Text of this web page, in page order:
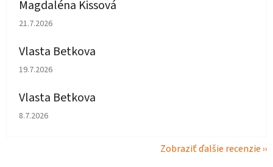
Magdaléna Kissová
Hodnotenie obchodu je 5 z 5 hviezdičiek.
21.7.2026
Vlasta Betkova
Hodnotenie obchodu je 5 z 5 hviezdičiek.
19.7.2026
Vlasta Betkova
Hodnotenie obchodu je 4 z 5 hviezdičiek.
8.7.2026
Zobraziť ďalšie recenzie